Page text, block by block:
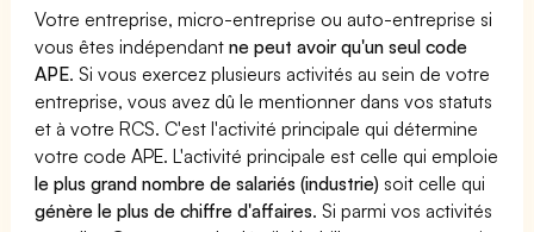
Votre entreprise, micro-entreprise ou auto-entreprise si
vous êtes indépendantne peut avoir qu'un seul code
APE. Si vous exercez plusieurs activités au sein de votre
entreprise, vous avez dû le mentionner dans vos statuts
et à votre RCS. C'est l'activité principale qui détermine
votre code APE. L'activité principale est celle qui emploie
le plus grand nombre de salariés (industrie) soit celle qui
génère le plus de chiffre d'affaires. Si parmi vos activités